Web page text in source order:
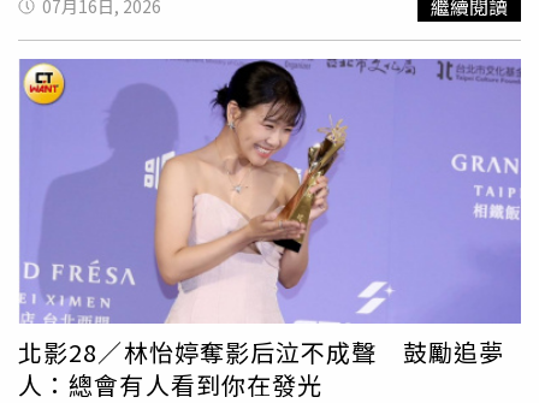
則表示，活動意義並不只是看參與人數增加或減少，而是能
感受到外界對三浦春馬的理解逐漸擴大，希望他的故事不會
隨時間淡去。「三浦春馬」燈籠獻燈活動今年已邁入第5
年。雖然數量較去年稍微減少，但仍有約80盞燈籠由日本各
地粉絲及支持者送達。此外，配合三浦春馬生日於4月5日舉
行的追悼活動「HEART花火」，今年也迎來第5屆。7月18
日是三浦春馬的逝世紀念日。即使多年過去，粉絲對他的思
念依舊延續。對許多「春友」而言，參與獻燈不只是紀念1
名演員，更是保存他留下的作品與精神。預料明年「三浦春
馬」燈籠仍將再次點亮靖國神社參道，延續這份長久的追
憶。
長期因音樂教室經營權及家產分配問題產生嫌隙，14日下午
林男持刀闖入教室，朝紀男猛砍30多刀，警方到場後因林男
持刀拒捕，連開4槍擊中其雙腿才將人制伏。紀男夫妻同樣
擁有亮眼學經歷。鄰居表示，紀男曾赴美求學，返國後投入
音樂教育，待人和善、熱心公益，案發當天上午還如往常接
送孩子，下午卻傳出遭殺害噩耗；其妻更是國內知名音樂
家，曾赴美取得鋼琴演奏碩士及博士學位，也曾擔任陽明交
通大學客座教授，在音樂界頗具知名度。命案發生後，音樂
教室在臉書公告，將暫停營業至7月24日，並表示會持續關
心學生及家長需求，妥善安排後續課程。貼文下方湧入大批
家長及網友留言追思，「謝謝紀老闆對學生及家長的照
顧」、「他真的很溫暖、很專業」、「怎麼會發生這種事，
請家人節哀保重」，字字句句都流露對紀男的不捨與哀悼。
07月16日, 2026 繼續閱讀
北影28／林怡婷奪影后泣不成聲 鼓勵追夢
人：總會有人看到你在發光